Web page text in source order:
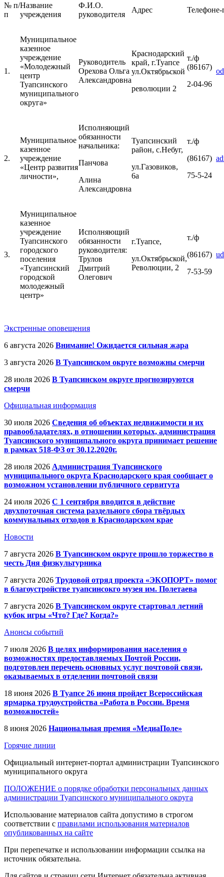
№ п/
п
Название
учреждения
Ф.И.О.
руководителя
Адрес Телефонe-
1.
Муниципальное
казенное
учреждение
«Молодежный
центр
Туапсинского
муниципального
округа»
Руководитель
Орехова Ольга
Александровна
Краснодарский
край, г.Туапсе
ул.Октябрьской
революции 2
т./ф
(86167)
2-04-96
2.
Муниципальное
казенное
учреждение
«Центр развития
личности»,
Исполняющий
обязанности
начальника:
Панчова
Алина
Александровна
Туапсинский
район, с.Небуг,
ул.Газовиков,
6а
т./ф
(86167)
75-5-24
3.
Муниципальное
казенное
учреждение
Туапсинского
городского
поселения
«Туапсинский
городской
молодежный
центр»
Исполняющий
обязанности
руководителя:
Трулов
Дмитрий
Олегович
г.Туапсе,
ул.Октябрьской,
Революции, 2
т./ф
(86167)
7-53-59
Экстренные оповещения
6 августа 2026 Внимание! Ожидается сильная жара
3 августа 2026 В Туапсинском округе возможны смерчи
28 июля 2026 В Туапсинском округе прогнозируются
смерчи
Официальная информация
30 июля 2026 Сведения об объектах недвижимости и их
правообладателях, в отношении которых, администрация
Туапсинского муниципального округа принимает решение
в рамках 518-ФЗ от 30.12.2020г.
28 июля 2026 Администрация Туапсинского
муниципального округа Краснодарского края сообщает о
возможном установлении публичного сервитута
24 июля 2026 С 1 сентября вводится в действие
двухпоточная система раздельного сбора твёрдых
коммунальных отходов в Краснодарском крае
Новости
7 августа 2026 В Туапсинском округе прошло торжество в
честь Дня физкультурника
7 августа 2026 Трудовой отряд проекта «ЭКОПОРТ» помог
в благоустройстве туапсинсокго музея им. Полетаева
7 августа 2026 В Туапсинском округе стартовал летний
кубок игры «Что? Где? Когда?»
Анонсы событий
7 июля 2026 В целях информирования населения о
возможностях предоставляемых Почтой России,
подготовлен перечень основных услуг почтовой связи,
оказываемых в отделении почтовой связи
18 июня 2026 В Туапсе 26 июня пройдет Всероссийская
ярмарка трудоустройства «Работа в России. Время
возможностей»
8 июня 2026 Национальная премия «МедиаПоле»
Горячие линии
Официальный интернет-портал администрации Туапсинского
муниципального округа
ПОЛОЖЕНИЕ о порядке обработки персональных данных
администрации Туапсинского муниципального округа
Использование материалов сайта допустимо в строгом
соответствии с правилами использования материалов
опубликованных на сайте
При перепечатке и использовании информации ссылка на
источник обязательна.